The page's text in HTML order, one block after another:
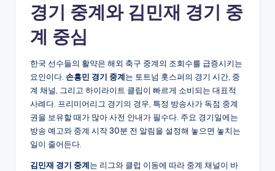
경기 중계와 김민재 경기 중
계 중심
한국 선수들의 활약은 해외 축구 중계의 조회수를 급증시키는
요인이다. 손흥민 경기 중계는 토트넘 홋스퍼의 경기 시간, 중
계 채널, 그리고 하이라이트 클립이 빠르게 소비되는 대표적
사례다. 프리미어리그 경기의 경우, 특정 방송사가 독점 중계
권을 보유할 때가 많아 사전 안내가 필수다. 주요 경기일에는
방송 예고와 중계 시작 30분 전 알림을 설정해 놓으면 놓치는
일이 줄어든다.
김민재 경기 중계는 리그와 클럽 이동에 따라 중계 채널이 바